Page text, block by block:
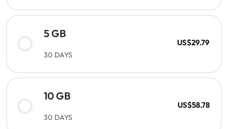
5 GB
30 DAYS
US$29.79
10 GB
30 DAYS
US$58.78